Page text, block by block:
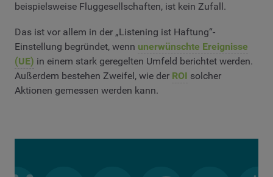
beispielsweise Fluggesellschaften, ist kein Zufall.
Das ist vor allem in der „Listening ist Haftung“-
Einstellung begründet, wenn unerwünschte Ereignisse
(UE) in einem stark geregelten Umfeld berichtet werden.
Außerdem bestehen Zweifel, wie der ROI solcher
Aktionen gemessen werden kann.